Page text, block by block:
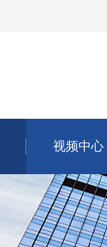
视频中心